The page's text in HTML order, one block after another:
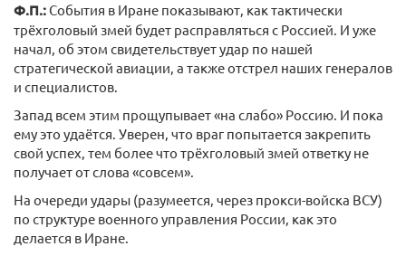
Ф.П.: События в Иране показывают, как тактически
трёхголовый змей будет расправляться с Россией. И уже
начал, об этом свидетельствует удар по нашей
стратегической авиации, а также отстрел наших генералов
и специалистов.
Запад всем этим прощупывает «на слабо» Россию. И пока
ему это удаётся. Уверен, что враг попытается закрепить
свой успех, тем более что трёхголовый змей ответку не
получает от слова «совсем».
На очереди удары (разумеется, через прокси-войска ВСУ)
по структуре военного управления России, как это
делается в Иране.